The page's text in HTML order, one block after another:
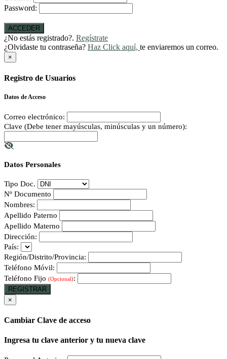
Password:
ACCEDER
¿No estás registrado?. Regístrate
¿Olvidaste tu contraseña? Haz Click aquí, te enviaremos un correo.
×
Registro de Usuarios
Datos de Acceso
Correo electrónico:
Clave (Debe tener mayúsculas, minúsculas y un número):
Datos Personales
Tipo Doc.
Nº Documento
Nombres:
Apellido Paterno
Apellido Materno
Dirección:
País:
Región/Distrito/Provincia:
Teléfono Móvil:
Teléfono Fijo (Opcional):
REGISTRAR
×
Cambiar Clave de acceso
Ingresa tu clave anterior y tu nueva clave